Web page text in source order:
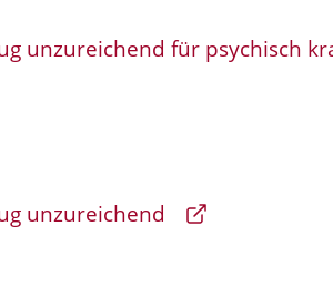
unzureichend für psychisch
unzureichend